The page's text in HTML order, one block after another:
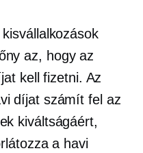
az, hogy az
kell fizetni. Az
díjat számít fel az
kiváltságáért,
a havi